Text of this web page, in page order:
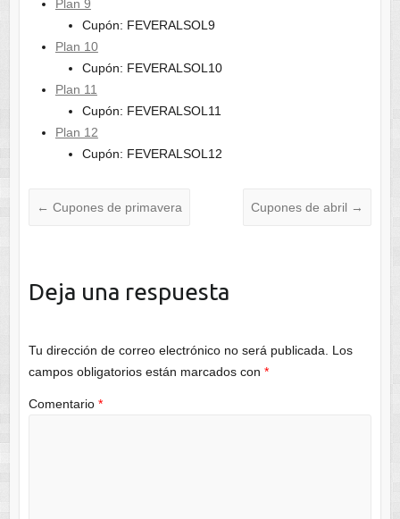
Plan 9
Cupón: FEVERALSOL9
Plan 10
Cupón: FEVERALSOL10
Plan 11
Cupón: FEVERALSOL11
Plan 12
Cupón: FEVERALSOL12
← Cupones de primavera Cupones de abril →
Deja una respuesta
Tu dirección de correo electrónico no será publicada. Los
campos obligatorios están marcados con *
Comentario *